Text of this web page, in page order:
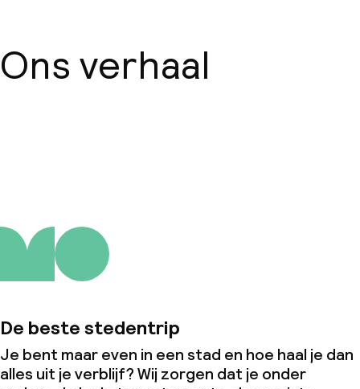
Ons verhaal
De beste stedentrip
Je bent maar even in een stad en hoe haal je dan
alles uit je verblijf? Wij zorgen dat je onder